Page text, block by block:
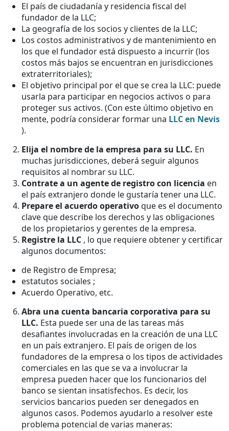
El país de ciudadanía y residencia fiscal del
fundador de la LLC;
La geografía de los socios y clientes de la LLC;
Los costos administrativos y de mantenimiento en
los que el fundador está dispuesto a incurrir (los
costos más bajos se encuentran en jurisdicciones
extraterritoriales);
El objetivo principal por el que se crea la LLC: puede
usarla para participar en negocios activos o para
proteger sus activos. (Con este último objetivo en
mente, podría considerar formar una LLC en Nevis
).
Elija el nombre de la empresa para su LLC. En
muchas jurisdicciones, deberá seguir algunos
requisitos al nombrar su LLC.
Contrate a un agente de registro con licencia en
el país extranjero donde le gustaría tener una LLC.
Prepare el acuerdo operativoque es el documento
clave que describe los derechos y las obligaciones
de los propietarios y gerentes de la empresa.
Registre la LLC , lo que requiere obtener y certificar
algunos documentos:
de Registro de Empresa;
estatutos sociales ;
Acuerdo Operativo, etc.
Abra una cuenta bancaria corporativa para su
LLC. Esta puede ser una de las tareas más
desafiantes involucradas en la creación de una LLC
en un país extranjero. El país de origen de los
fundadores de la empresa o los tipos de actividades
comerciales en las que se va a involucrar la
empresa pueden hacer que los funcionarios del
banco se sientan insatisfechos. Es decir, los
servicios bancarios pueden ser denegados en
algunos casos. Podemos ayudarlo a resolver este
problema potencial de varias maneras: